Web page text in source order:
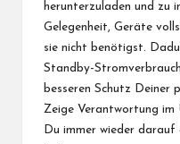
herunterzuladen und zu
Gelegenheit, Geräte
sie nicht benötigst.
Standby-
besseren Schutz Deiner
Zeige Verantwortung im
Du immer wieder